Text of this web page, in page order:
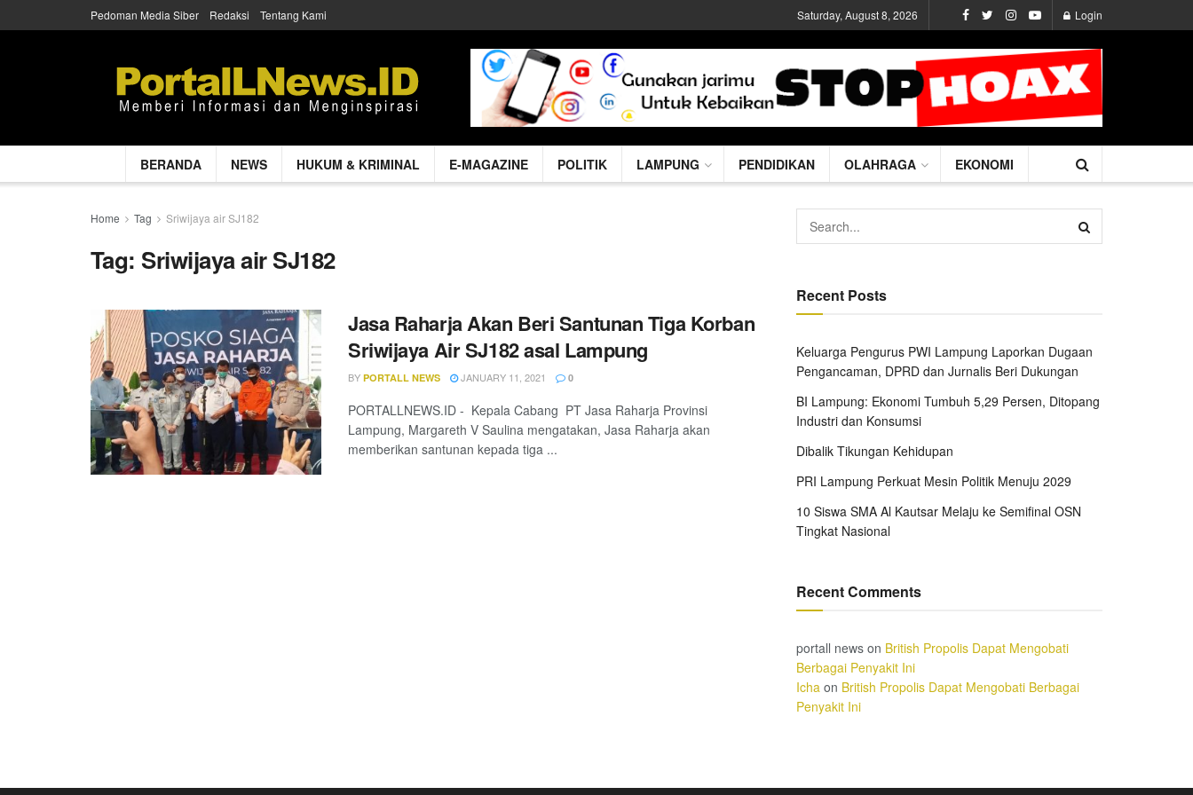
Pedoman Media Siber Redaksi Tentang Kami Saturday, August 8, 2026 Login
BERANDA NEWS HUKUM & KRIMINAL E-MAGAZINE POLITIK LAMPUNG PENDIDIKAN OLAHRAGA EKONOMI
Home Tag Sriwijaya air SJ182
Tag: Sriwijaya air SJ182
Jasa Raharja Akan Beri Santunan Tiga Korban
Sriwijaya Air SJ182 asal Lampung
BY PORTALL NEWS JANUARY 11, 2021 0
PORTALLNEWS.ID - Kepala Cabang PT Jasa Raharja Provinsi
Lampung, Margareth V Saulina mengatakan, Jasa Raharja akan
memberikan santunan kepada tiga ...
Recent Posts
Keluarga Pengurus PWI Lampung Laporkan Dugaan
Pengancaman, DPRD dan Jurnalis Beri Dukungan
BI Lampung: Ekonomi Tumbuh 5,29 Persen, Ditopang
Industri dan Konsumsi
Dibalik Tikungan Kehidupan
PRI Lampung Perkuat Mesin Politik Menuju 2029
10 Siswa SMA Al Kautsar Melaju ke Semifinal OSN
Tingkat Nasional
Recent Comments
portall news on British Propolis Dapat Mengobati
Berbagai Penyakit Ini
Icha on British Propolis Dapat Mengobati Berbagai
Penyakit Ini